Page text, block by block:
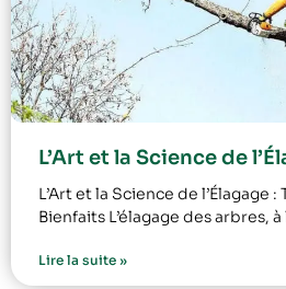
L’Art et la Science de
L’Art et la Science de l’Élagage
Bienfaits L’élagage des arbres, à
Lire la suite »